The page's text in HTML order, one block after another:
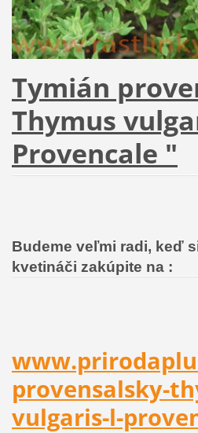
Tymián
Thymus
Provencale "
Budeme veľmi radi, keď
kvetináči zakúpite na :
provensalsky-
vulgaris-l-